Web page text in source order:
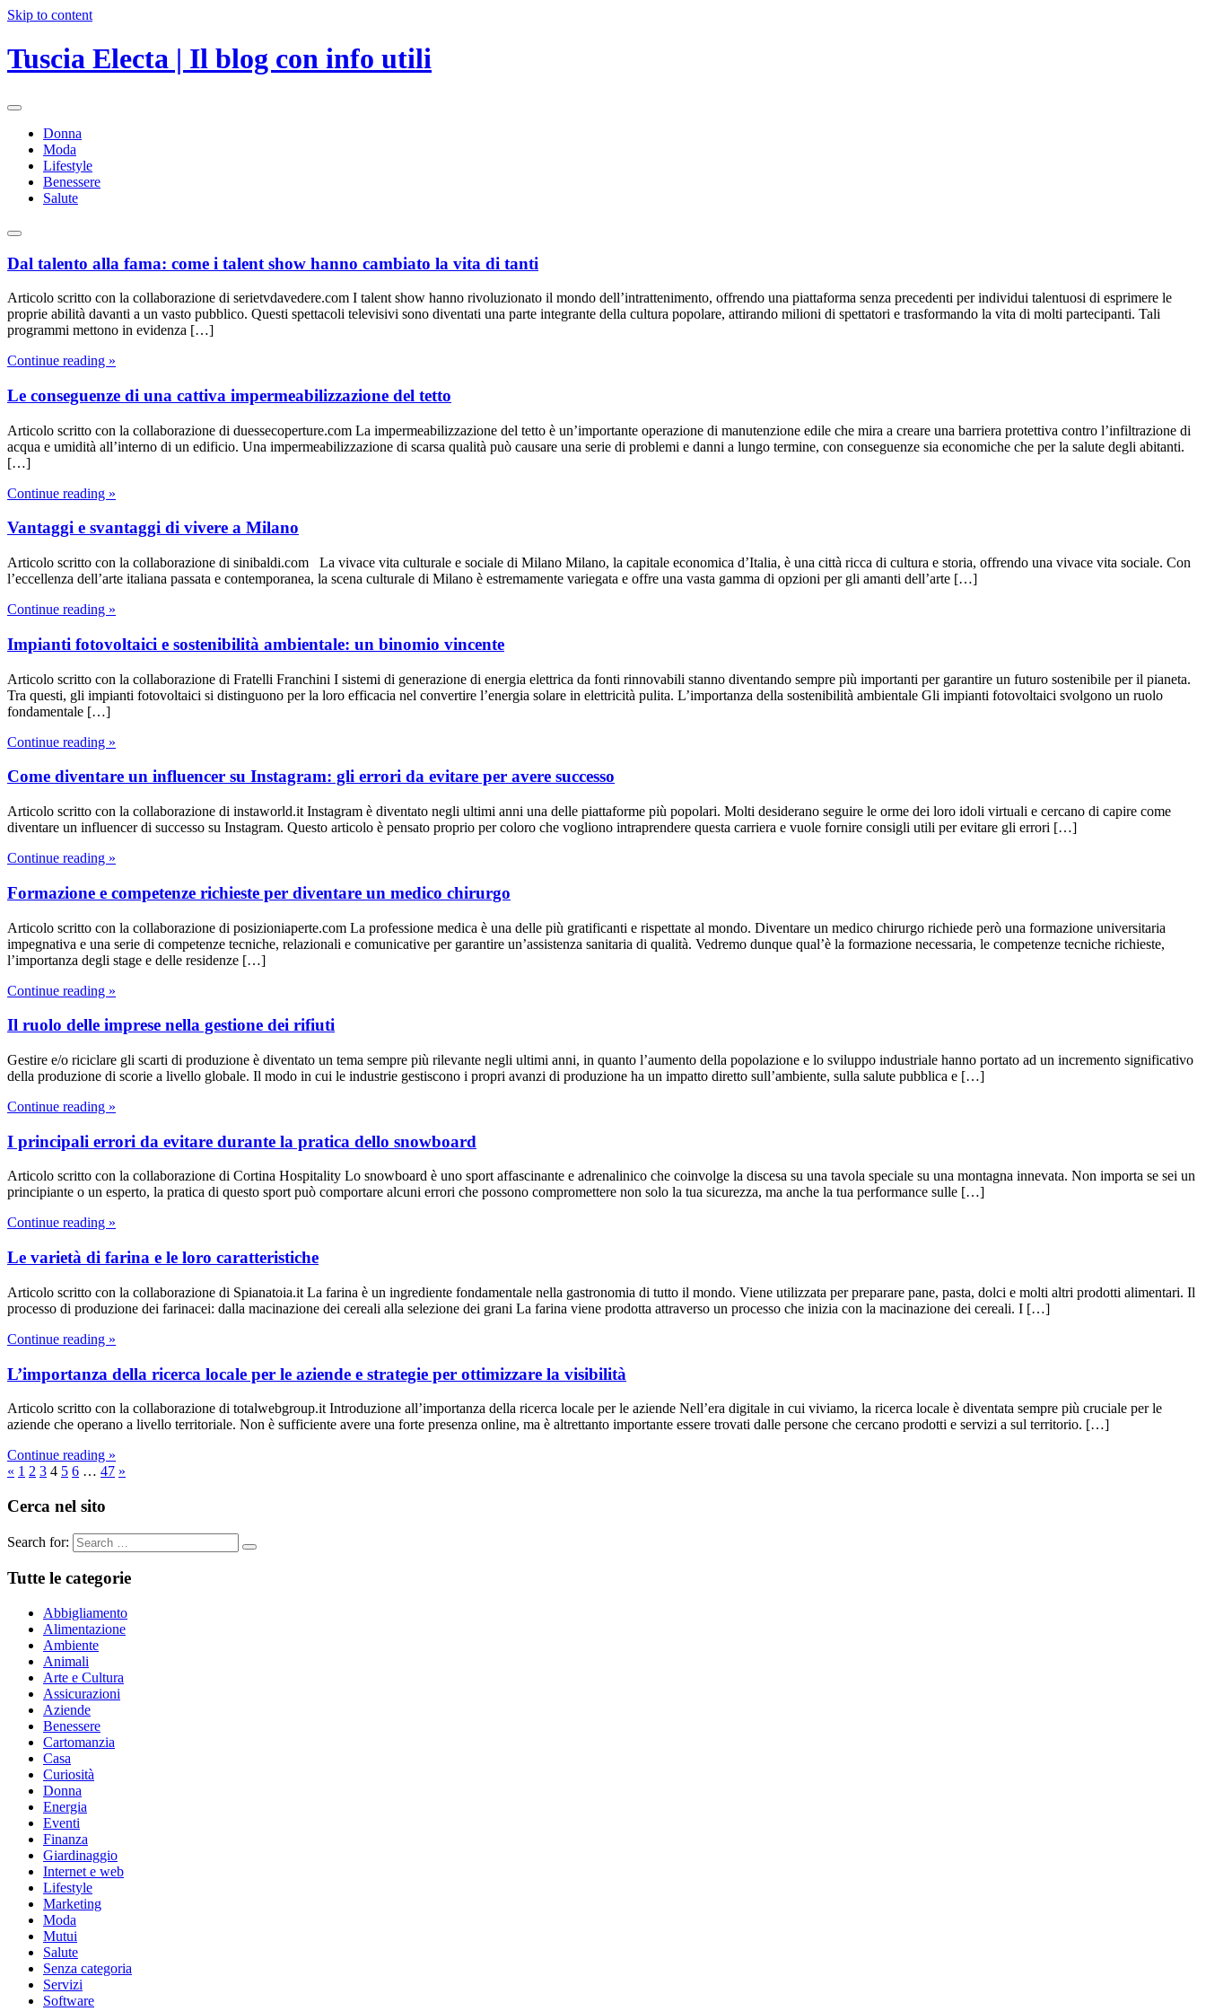
Skip to content
Tuscia Electa | Il blog con info utili
Donna
Moda
Lifestyle
Benessere
Salute
Dal talento alla fama: come i talent show hanno cambiato la vita di tanti
Articolo scritto con la collaborazione di serietvdavedere.com I talent show hanno rivoluzionato il mondo dell’intrattenimento, offrendo una piattaforma senza precedenti per individui talentuosi di esprimere le
proprie abilità davanti a un vasto pubblico. Questi spettacoli televisivi sono diventati una parte integrante della cultura popolare, attirando milioni di spettatori e trasformando la vita di molti partecipanti. Tali
programmi mettono in evidenza […]
Continue reading »
Le conseguenze di una cattiva impermeabilizzazione del tetto
Articolo scritto con la collaborazione di duessecoperture.com La impermeabilizzazione del tetto è un’importante operazione di manutenzione edile che mira a creare una barriera protettiva contro l’infiltrazione di
acqua e umidità all’interno di un edificio. Una impermeabilizzazione di scarsa qualità può causare una serie di problemi e danni a lungo termine, con conseguenze sia economiche che per la salute degli abitanti.
[…]
Continue reading »
Vantaggi e svantaggi di vivere a Milano
Articolo scritto con la collaborazione di sinibaldi.com La vivace vita culturale e sociale di Milano Milano, la capitale economica d’Italia, è una città ricca di cultura e storia, offrendo una vivace vita sociale. Con
l’eccellenza dell’arte italiana passata e contemporanea, la scena culturale di Milano è estremamente variegata e offre una vasta gamma di opzioni per gli amanti dell’arte […]
Continue reading »
Impianti fotovoltaici e sostenibilità ambientale: un binomio vincente
Articolo scritto con la collaborazione di Fratelli Franchini I sistemi di generazione di energia elettrica da fonti rinnovabili stanno diventando sempre più importanti per garantire un futuro sostenibile per il pianeta.
Tra questi, gli impianti fotovoltaici si distinguono per la loro efficacia nel convertire l’energia solare in elettricità pulita. L’importanza della sostenibilità ambientale Gli impianti fotovoltaici svolgono un ruolo
fondamentale […]
Continue reading »
Come diventare un influencer su Instagram: gli errori da evitare per avere successo
Articolo scritto con la collaborazione di instaworld.it Instagram è diventato negli ultimi anni una delle piattaforme più popolari. Molti desiderano seguire le orme dei loro idoli virtuali e cercano di capire come
diventare un influencer di successo su Instagram. Questo articolo è pensato proprio per coloro che vogliono intraprendere questa carriera e vuole fornire consigli utili per evitare gli errori […]
Continue reading »
Formazione e competenze richieste per diventare un medico chirurgo
Articolo scritto con la collaborazione di posizioniaperte.com La professione medica è una delle più gratificanti e rispettate al mondo. Diventare un medico chirurgo richiede però una formazione universitaria
impegnativa e una serie di competenze tecniche, relazionali e comunicative per garantire un’assistenza sanitaria di qualità. Vedremo dunque qual’è la formazione necessaria, le competenze tecniche richieste,
l’importanza degli stage e delle residenze […]
Continue reading »
Il ruolo delle imprese nella gestione dei rifiuti
Gestire e/o riciclare gli scarti di produzione è diventato un tema sempre più rilevante negli ultimi anni, in quanto l’aumento della popolazione e lo sviluppo industriale hanno portato ad un incremento significativo
della produzione di scorie a livello globale. Il modo in cui le industrie gestiscono i propri avanzi di produzione ha un impatto diretto sull’ambiente, sulla salute pubblica e […]
Continue reading »
I principali errori da evitare durante la pratica dello snowboard
Articolo scritto con la collaborazione di Cortina Hospitality Lo snowboard è uno sport affascinante e adrenalinico che coinvolge la discesa su una tavola speciale su una montagna innevata. Non importa se sei un
principiante o un esperto, la pratica di questo sport può comportare alcuni errori che possono compromettere non solo la tua sicurezza, ma anche la tua performance sulle […]
Continue reading »
Le varietà di farina e le loro caratteristiche
Articolo scritto con la collaborazione di Spianatoia.it La farina è un ingrediente fondamentale nella gastronomia di tutto il mondo. Viene utilizzata per preparare pane, pasta, dolci e molti altri prodotti alimentari. Il
processo di produzione dei farinacei: dalla macinazione dei cereali alla selezione dei grani La farina viene prodotta attraverso un processo che inizia con la macinazione dei cereali. I […]
Continue reading »
L’importanza della ricerca locale per le aziende e strategie per ottimizzare la visibilità
Articolo scritto con la collaborazione di totalwebgroup.it Introduzione all’importanza della ricerca locale per le aziende Nell’era digitale in cui viviamo, la ricerca locale è diventata sempre più cruciale per le
aziende che operano a livello territoriale. Non è sufficiente avere una forte presenza online, ma è altrettanto importante essere trovati dalle persone che cercano prodotti e servizi a sul territorio. […]
Continue reading »
« 1 2 3 4 5 6 … 47 »
Cerca nel sito
Search for:
Tutte le categorie
Abbigliamento
Alimentazione
Ambiente
Animali
Arte e Cultura
Assicurazioni
Aziende
Benessere
Cartomanzia
Casa
Curiosità
Donna
Energia
Eventi
Finanza
Giardinaggio
Internet e web
Lifestyle
Marketing
Moda
Mutui
Salute
Senza categoria
Servizi
Software